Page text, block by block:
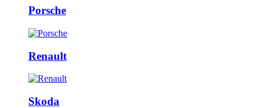
Porsche
Renault
Skoda